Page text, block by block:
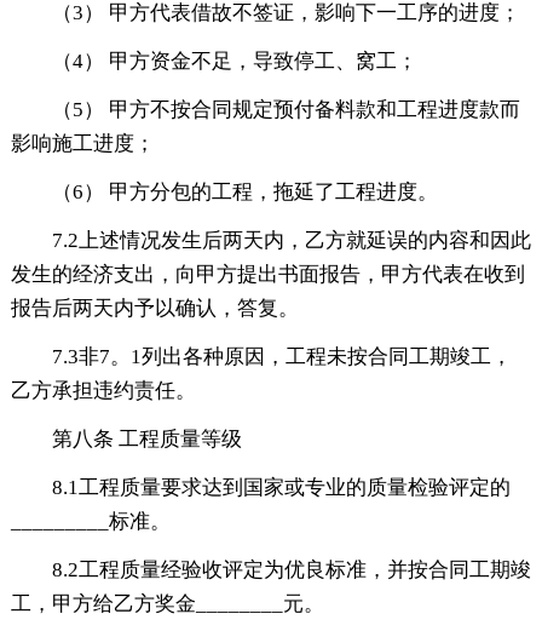
（3） 甲方代表借故不签证，影响下一工序的进度；
（4） 甲方资金不足，导致停工、窝工；
（5） 甲方不按合同规定预付备料款和工程进度款而
影响施工进度；
（6） 甲方分包的工程，拖延了工程进度。
7.2上述情况发生后两天内，乙方就延误的内容和因此
发生的经济支出，向甲方提出书面报告，甲方代表在收到
报告后两天内予以确认，答复。
7.3非7。1列出各种原因，工程未按合同工期竣工，
乙方承担违约责任。
第八条 工程质量等级
8.1工程质量要求达到国家或专业的质量检验评定的
_________标准。
8.2工程质量经验收评定为优良标准，并按合同工期竣
工，甲方给乙方奖金________元。